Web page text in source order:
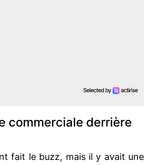
commerciale derrière
fait le buzz, mais il y avait une